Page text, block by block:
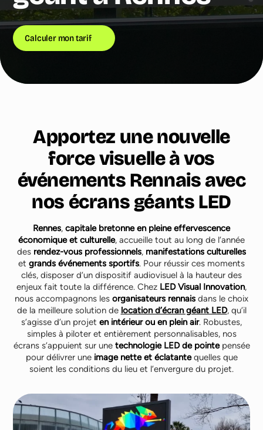
Calculer mon tarif
Apportez une nouvelle
force visuelle à vos
événements Rennais avec
nos écrans géants LED
Rennes, capitale bretonne en pleine effervescence
économique et culturelle, accueille tout au long de l’année
des rendez-vous professionnels, manifestations culturelles
et grands événements sportifs. Pour réussir ces moments
clés, disposer d’un dispositif audiovisuel à la hauteur des
enjeux fait toute la différence. Chez LED Visual Innovation,
nous accompagnons les organisateurs rennais dans le choix
de la meilleure solution de location d’écran géant LED, qu’il
s’agisse d’un projet en intérieur ou en plein air. Robustes,
simples à piloter et entièrement personnalisables, nos
écrans s’appuient sur une technologie LED de pointepensée
pour délivrer une image nette et éclatantequelles que
soient les conditions du lieu et l’envergure du projet.